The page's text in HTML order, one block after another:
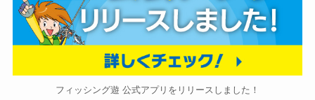
フィッシング遊 公式アプリをリリースしました！